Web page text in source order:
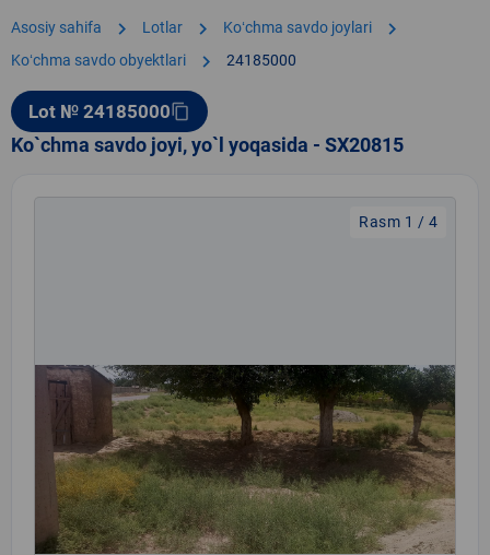
Asosiy sahifa chevron_right Lotlar chevron_right Koʻchma savdo joylari chevron_right
Koʻchma savdo obyektlari chevron_right 24185000
Lot № 24185000content_copy
Ko`chma savdo joyi, yo`l yoqasida - SX20815
Rasm 1 / 4